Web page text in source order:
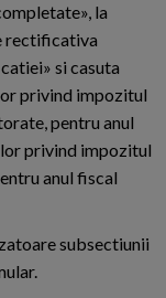
la
rectificativa
si casuta
privind impozitul
pentru anul
privind impozitul
anul fiscal
subsectiunii